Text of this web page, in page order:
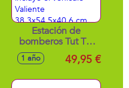
Estación de
bomberos Tut Tut
bolidos con
sonidos ¡completa
1 año 49,95 €